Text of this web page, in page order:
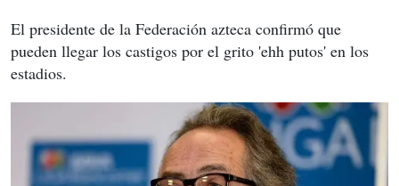
El presidente de la Federación azteca confirmó que
pueden llegar los castigos por el grito 'ehh putos' en los
estadios.